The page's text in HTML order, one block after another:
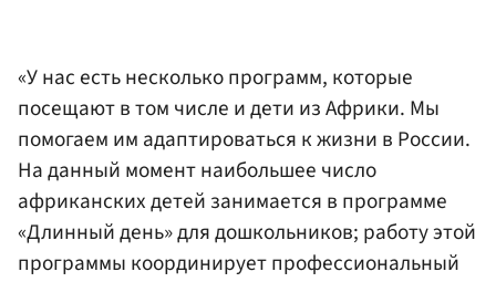
«У нас есть несколько программ, которые
посещают в том числе и дети из Африки. Мы
помогаем им адаптироваться к жизни в России.
На данный момент наибольшее число
африканских детей занимается в программе
«Длинный день» для дошкольников; работу этой
программы координирует профессиональный